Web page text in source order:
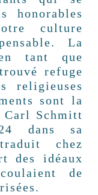
honorables
culture
La
tant que
refuge
religieuses
sont la
Carl Schmitt
dans sa
chez
des idéaux
de